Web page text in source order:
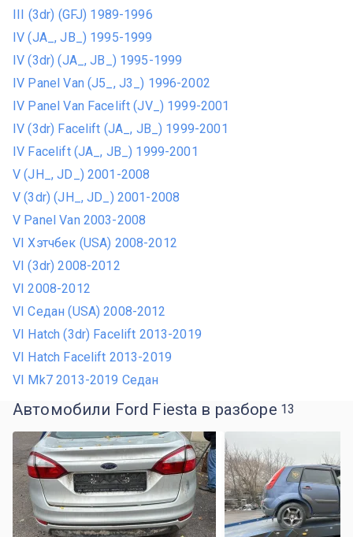
III (3dr) (GFJ) 1989-1996
IV (JA_, JB_) 1995-1999
IV (3dr) (JA_, JB_) 1995-1999
IV Panel Van (J5_, J3_) 1996-2002
IV Panel Van Facelift (JV_) 1999-2001
IV (3dr) Facelift (JA_, JB_) 1999-2001
IV Facelift (JA_, JB_) 1999-2001
V (JH_, JD_) 2001-2008
V (3dr) (JH_, JD_) 2001-2008
V Panel Van 2003-2008
VI Хэтчбек (USA) 2008-2012
VI (3dr) 2008-2012
VI 2008-2012
VI Седан (USA) 2008-2012
VI Hatch (3dr) Facelift 2013-2019
VI Hatch Facelift 2013-2019
VI Mk7 2013-2019 Седан
Автомобили Ford Fiesta в разборе 13